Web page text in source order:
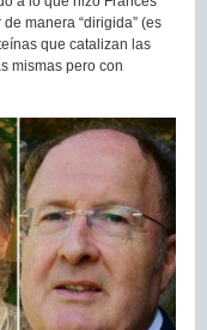
manera “dirigida” (es
que catalizan las
mismas pero con